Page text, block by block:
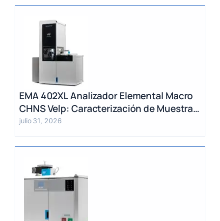
EMA 402XL Analizador Elemental Macro
CHNS Velp: Caracterización de Muestras
Heterogéneas y Grandes Volúmenes
julio 31, 2026